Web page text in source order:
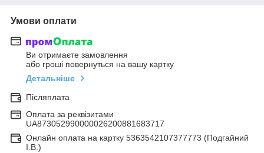
Умови оплати
Ви отримаєте замовлення
або гроші повернуться на вашу картку
Детальніше
Післяплата
Оплата за реквізитами
UA873052990000026200881683717
Онлайн оплата на картку 5363542107377773 (Подгайний
І.В.)